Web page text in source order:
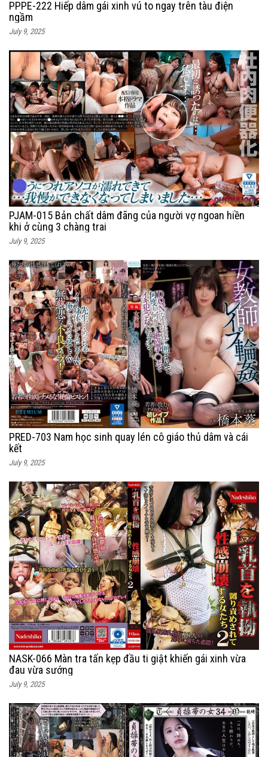
PPPE-222 Hiếp dâm gái xinh vú to ngay trên tàu điện
ngầm
July 9, 2025
PJAM-015 Bản chất dâm đãng của người vợ ngoan hiền
khi ở cùng 3 chàng trai
July 9, 2025
PRED-703 Nam học sinh quay lén cô giáo thủ dâm và cái
kết
July 9, 2025
NASK-066 Màn tra tấn kẹp đầu ti giật khiến gái xinh vừa
đau vừa sướng
July 9, 2025